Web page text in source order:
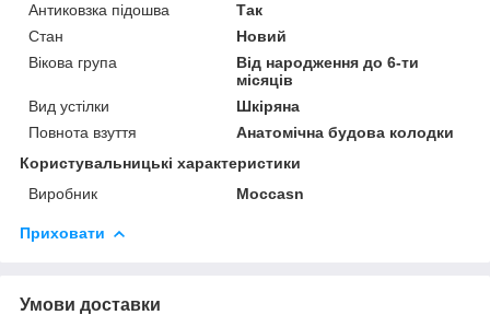
Антиковзка підошва
Так
Стан
Новий
Вікова група
Від народження до 6-ти
місяців
Вид устілки
Шкіряна
Повнота взуття
Анатомічна будова колодки
Користувальницькі характеристики
Виробник
Moccasn
Приховати
Умови доставки